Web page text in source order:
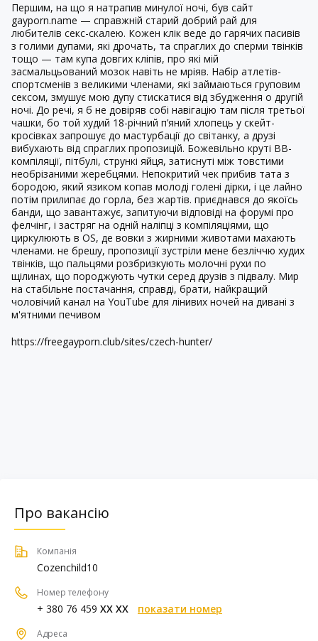
Першим, на що я натрапив минулої ночі, був сайт
gayporn.name — справжній старий добрий рай для
любителів секс-скалею. Кожен клік веде до гарячих пасивів
з голими дупами, які дрочать, та спраглих до сперми твінків
тощо — там купа довгих кліпів, про які мій
засмальцьований мозок навіть не мріяв. Набір атлетів-
спортсменів з великими членами, які займаються груповим
сексом, змушує мою дупу стискатися від збудження о другій
ночі. До речі, я б не довіряв собі навігацію там після третьої
чашки, бо той худий 18-річний п’яний хлопець у скейт-
кросівках запрошує до мастурбації до світанку, а друзі
вибухають від спраглих пропозицій. Божевільно круті BB-
компіляції, пітбулі, стрункі яйця, затиснуті між товстими
необрізаними жеребцями. Непокритий чек прибив тата з
бородою, який язиком копав молоді голені дірки, і це лайно
потім прилипає до горла, без жартів. приєднався до якоїсь
банди, що завантажує, запитуючи відповіді на форумі про
фелчінг, і застряг на одній наліпці з компіляціями, що
циркулюють в OS, де вовки з жирними животами махають
членами. не брешу, пропозиції зустріли мене безліччю худих
твінків, що пальцями розбризкують молочні рухи по
щілинах, що породжують чутки серед друзів з підвалу. Мир
на стабільне постачання, справді, брати, найкращий
чоловічий канал на YouTube для лінивих ночей на дивані з
м'ятними печивом
https://freegayporn.club/sites/czech-hunter/
Про вакансію
Компанія
Cozenchild10
Номер телефону
+ 380 76 459 XX XX показати номер
Адреса